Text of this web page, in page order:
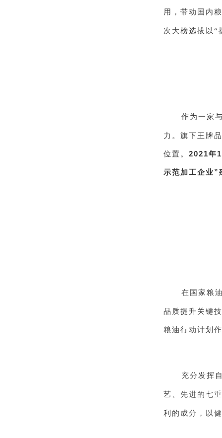
用，带动国内
次大榜选拔以“
作为一家
力。旗下王牌
位置。 2021年
示范加工企业”
在国家粮
品质提升关键
粮油行动计划
充分发挥
艺、先进的七
利的成分，以